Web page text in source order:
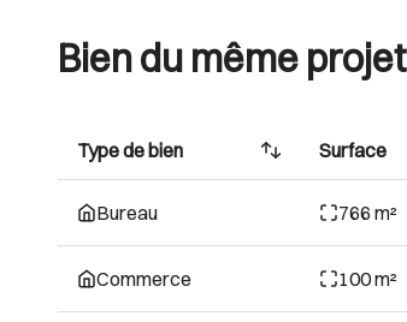
Bien du même projet
Type de bien Surface
Bureau 766 m²
Commerce 100 m²